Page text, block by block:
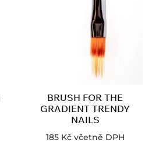
BRUSH FOR THE
GRADIENT TRENDY
NAILS
185 Kč včetně DPH